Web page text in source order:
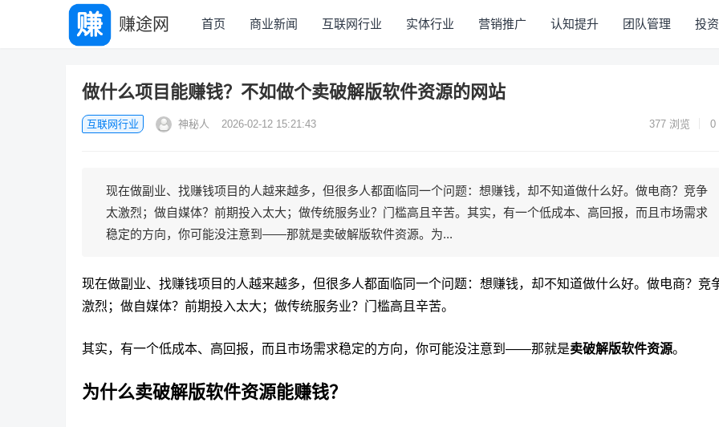
赚途网 首页 商业新闻 互联网行业 实体行业 营销推广 认知提升 团队管理 投
做什么项目能赚钱？不如做个卖破解版软件资源的网站
互联网行业 神秘人 2026-02-12 15:21:43 377 浏览 0
现在做副业、找赚钱项目的人越来越多，但很多人都面临同一个问题：想赚钱，却不知道做什么好。做电商？竞争
太激烈；做自媒体？前期投入太大；做传统服务业？门槛高且辛苦。其实，有一个低成本、高回报，而且市场需求
稳定的方向，你可能没注意到——那就是卖破解版软件资源。为...
现在做副业、找赚钱项目的人越来越多，但很多人都面临同一个问题：想赚钱，却不知道做什么好。做电商？竞
激烈；做自媒体？前期投入太大；做传统服务业？门槛高且辛苦。
其实，有一个低成本、高回报，而且市场需求稳定的方向，你可能没注意到——那就是卖破解版软件资源。
为什么卖破解版软件资源能赚钱？